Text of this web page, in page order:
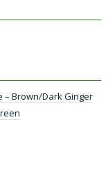
– Brown/Dark Ginger